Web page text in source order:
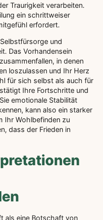
Traurigkeit verarbeiten.
ein schrittweiser
erfordert.
und
Das Vorhandensein
in denen
loszulassen und Ihr Herz
für sich selbst als auch für
Ihre Fortschritte und
emotionale Stabilität
kann also ein starker
Ihr Wohlbefinden zu
dass der Frieden in
als eine Botschaft von